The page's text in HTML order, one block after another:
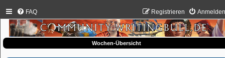
FAQ Registrieren
Wochen-Übersicht